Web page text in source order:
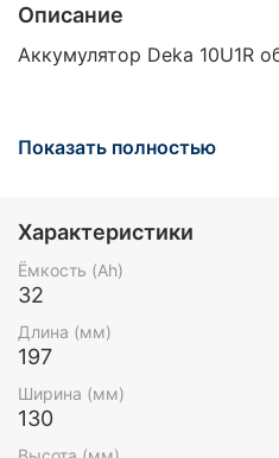
Описание
Аккумулятор Deka 10U1R
Показать полностью
Характеристики
Ёмкость (Ah)
32
Длина (мм)
197
Ширина (мм)
130